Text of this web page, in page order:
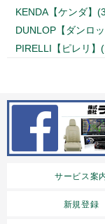
KENDA【ケンダ】
DUNLOP【ダンロ
PIRELLI【ピレリ】
サービス案
新規登録